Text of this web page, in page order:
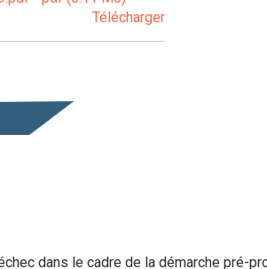
Télécharger
dans le cadre de la démarche pré-